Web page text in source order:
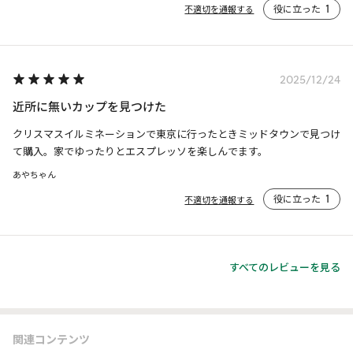
不適切を通報する 役に立った 1
2025/12/24
近所に無いカップを見つけた
クリスマスイルミネーションで東京に行ったときミッドタウンで見つけ
て購入。家でゆったりとエスプレッソを楽しんでます。
あやちゃん
不適切を通報する 役に立った 1
すべてのレビューを見る
関連コンテンツ